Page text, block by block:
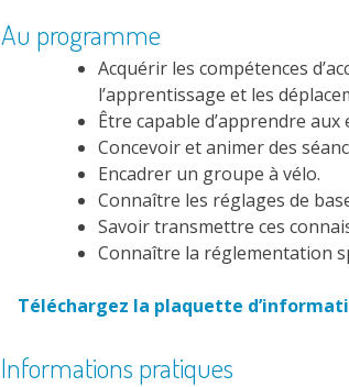
Au programme
Acquérir les compétences
l’apprentissage et les
Être capable d’apprendre
Concevoir et animer des
Encadrer un groupe à vélo.
Connaître les réglages de
Savoir transmettre ces
Connaître la réglementation
Téléchargez la plaquette
Informations pratiques